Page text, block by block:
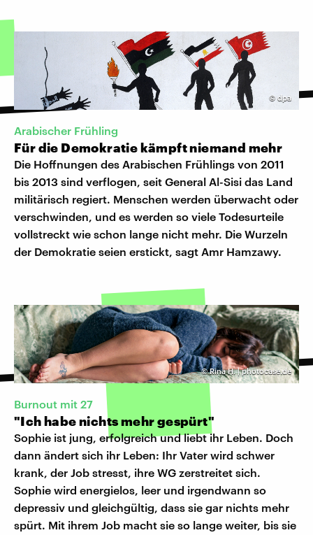
©dpa
Arabischer Frühling
Für die Demokratie kämpft niemand mehr
Die Hoffnungen des Arabischen Frühlings von 2011
bis 2013 sind verflogen, seit General Al-Sisi das Land
militärisch regiert. Menschen werden überwacht oder
verschwinden, und es werden so viele Todesurteile
vollstreckt wie schon lange nicht mehr. Die Wurzeln
der Demokratie seien erstickt, sagt Amr Hamzawy.
©Rina H. | photocase.de
Burnout mit 27
"Ich habe nichts mehr gespürt"
Sophie ist jung, erfolgreich und liebt ihr Leben. Doch
dann ändert sich ihr Leben: Ihr Vater wird schwer
krank, der Job stresst, ihre WG zerstreitet sich.
Sophie wird energielos, leer und irgendwann so
depressiv und gleichgültig, dass sie gar nichts mehr
spürt. Mit ihrem Job macht sie so lange weiter, bis sie